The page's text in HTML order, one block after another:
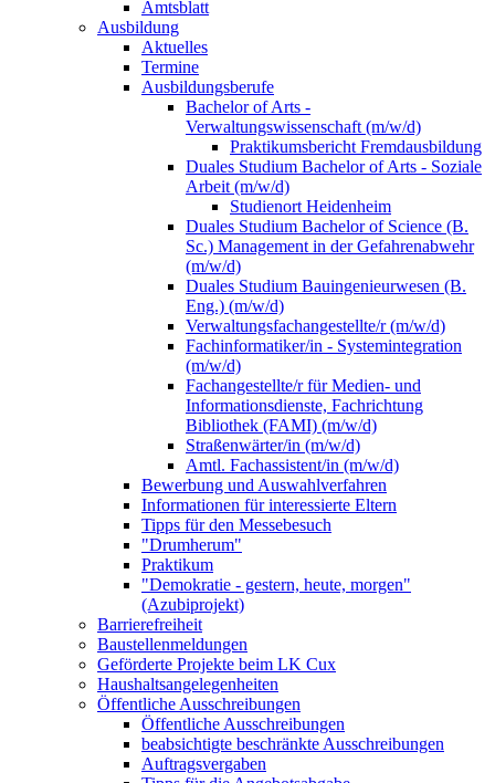
Amtsblatt
Ausbildung
Aktuelles
Termine
Ausbildungsberufe
Bachelor of Arts -
Verwaltungswissenschaft (m/w/d)
Praktikumsbericht Fremdausbildung
Duales Studium Bachelor of Arts - Soziale
Arbeit (m/w/d)
Studienort Heidenheim
Duales Studium Bachelor of Science (B.
Sc.) Management in der Gefahrenabwehr
(m/w/d)
Duales Studium Bauingenieurwesen (B.
Eng.) (m/w/d)
Verwaltungsfachangestellte/r (m/w/d)
Fachinformatiker/in - Systemintegration
(m/w/d)
Fachangestellte/r für Medien- und
Informationsdienste, Fachrichtung
Bibliothek (FAMI) (m/w/d)
Straßenwärter/in (m/w/d)
Amtl. Fachassistent/in (m/w/d)
Bewerbung und Auswahlverfahren
Informationen für interessierte Eltern
Tipps für den Messebesuch
"Drumherum"
Praktikum
"Demokratie - gestern, heute, morgen"
(Azubiprojekt)
Barrierefreiheit
Baustellenmeldungen
Geförderte Projekte beim LK Cux
Haushaltsangelegenheiten
Öffentliche Ausschreibungen
Öffentliche Ausschreibungen
beabsichtigte beschränkte Ausschreibungen
Auftragsvergaben